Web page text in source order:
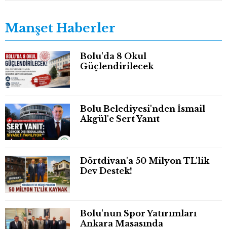
Manşet Haberler
Bolu'da 8 Okul
Güçlendirilecek
Bolu Belediyesi'nden İsmail
Akgül'e Sert Yanıt
Dörtdivan'a 50 Milyon TL'lik
Dev Destek!
Bolu'nun Spor Yatırımları
Ankara Masasında